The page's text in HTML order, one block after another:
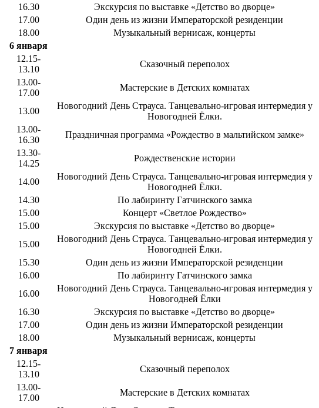
16.30
Экскурсия по выставке «Детство во дворце»
17.00
Один день из жизни Императорской резиденции
18.00
Музыкальный вернисаж, концерты
6 января
12.15-
13.10
Сказочный переполох
13.00-
17.00
Мастерские в Детских комнатах
13.00
Новогодний День Страуса. Танцевально-игровая интермедия у
Новогодней Ёлки.
13.00-
16.30
Праздничная программа «Рождество в мальтийском замке»
13.30-
14.25
Рождественские истории
14.00
Новогодний День Страуса. Танцевально-игровая интермедия у
Новогодней Ёлки.
14.30
По лабиринту Гатчинского замка
15.00
Концерт «Светлое Рождество»
15.00
Экскурсия по выставке «Детство во дворце»
15.00
Новогодний День Страуса. Танцевально-игровая интермедия у
Новогодней Ёлки.
15.30
Один день из жизни Императорской резиденции
16.00
По лабиринту Гатчинского замка
16.00
Новогодний День Страуса. Танцевально-игровая интермедия у
Новогодней Ёлки
16.30
Экскурсия по выставке «Детство во дворце»
17.00
Один день из жизни Императорской резиденции
18.00
Музыкальный вернисаж, концерты
7 января
12.15-
13.10
Сказочный переполох
13.00-
17.00
Мастерские в Детских комнатах